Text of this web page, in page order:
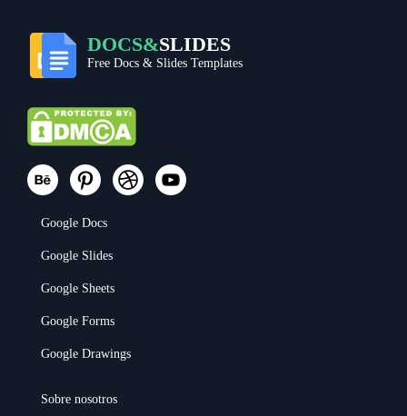
DOCS&SLIDES
Free Docs & Slides Templates
Google Docs
Google Slides
Google Sheets
Google Forms
Google Drawings
Sobre nosotros